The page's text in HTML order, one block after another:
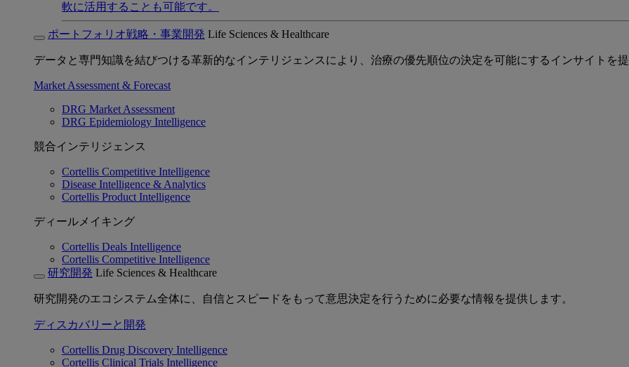
軟に活用することも可能です。
ポートフォリオ戦略・事業開発 Life Sciences & Healthcare
データと専門知識を結びつける革新的なインテリジェンスにより、治療の優先順位の決定を可能にするインサイトを提
Market Assessment & Forecast
DRG Market Assessment
DRG Epidemiology Intelligence
競合インテリジェンス
Cortellis Competitive Intelligence
Disease Intelligence & Analytics
Cortellis Product Intelligence
ディールメイキング
Cortellis Deals Intelligence
Cortellis Competitive Intelligence
研究開発 Life Sciences & Healthcare
研究開発のエコシステム全体に、自信とスピードをもって意思決定を行うために必要な情報を提供します。
ディスカバリーと開発
Cortellis Drug Discovery Intelligence
Cortellis Clinical Trials Intelligence